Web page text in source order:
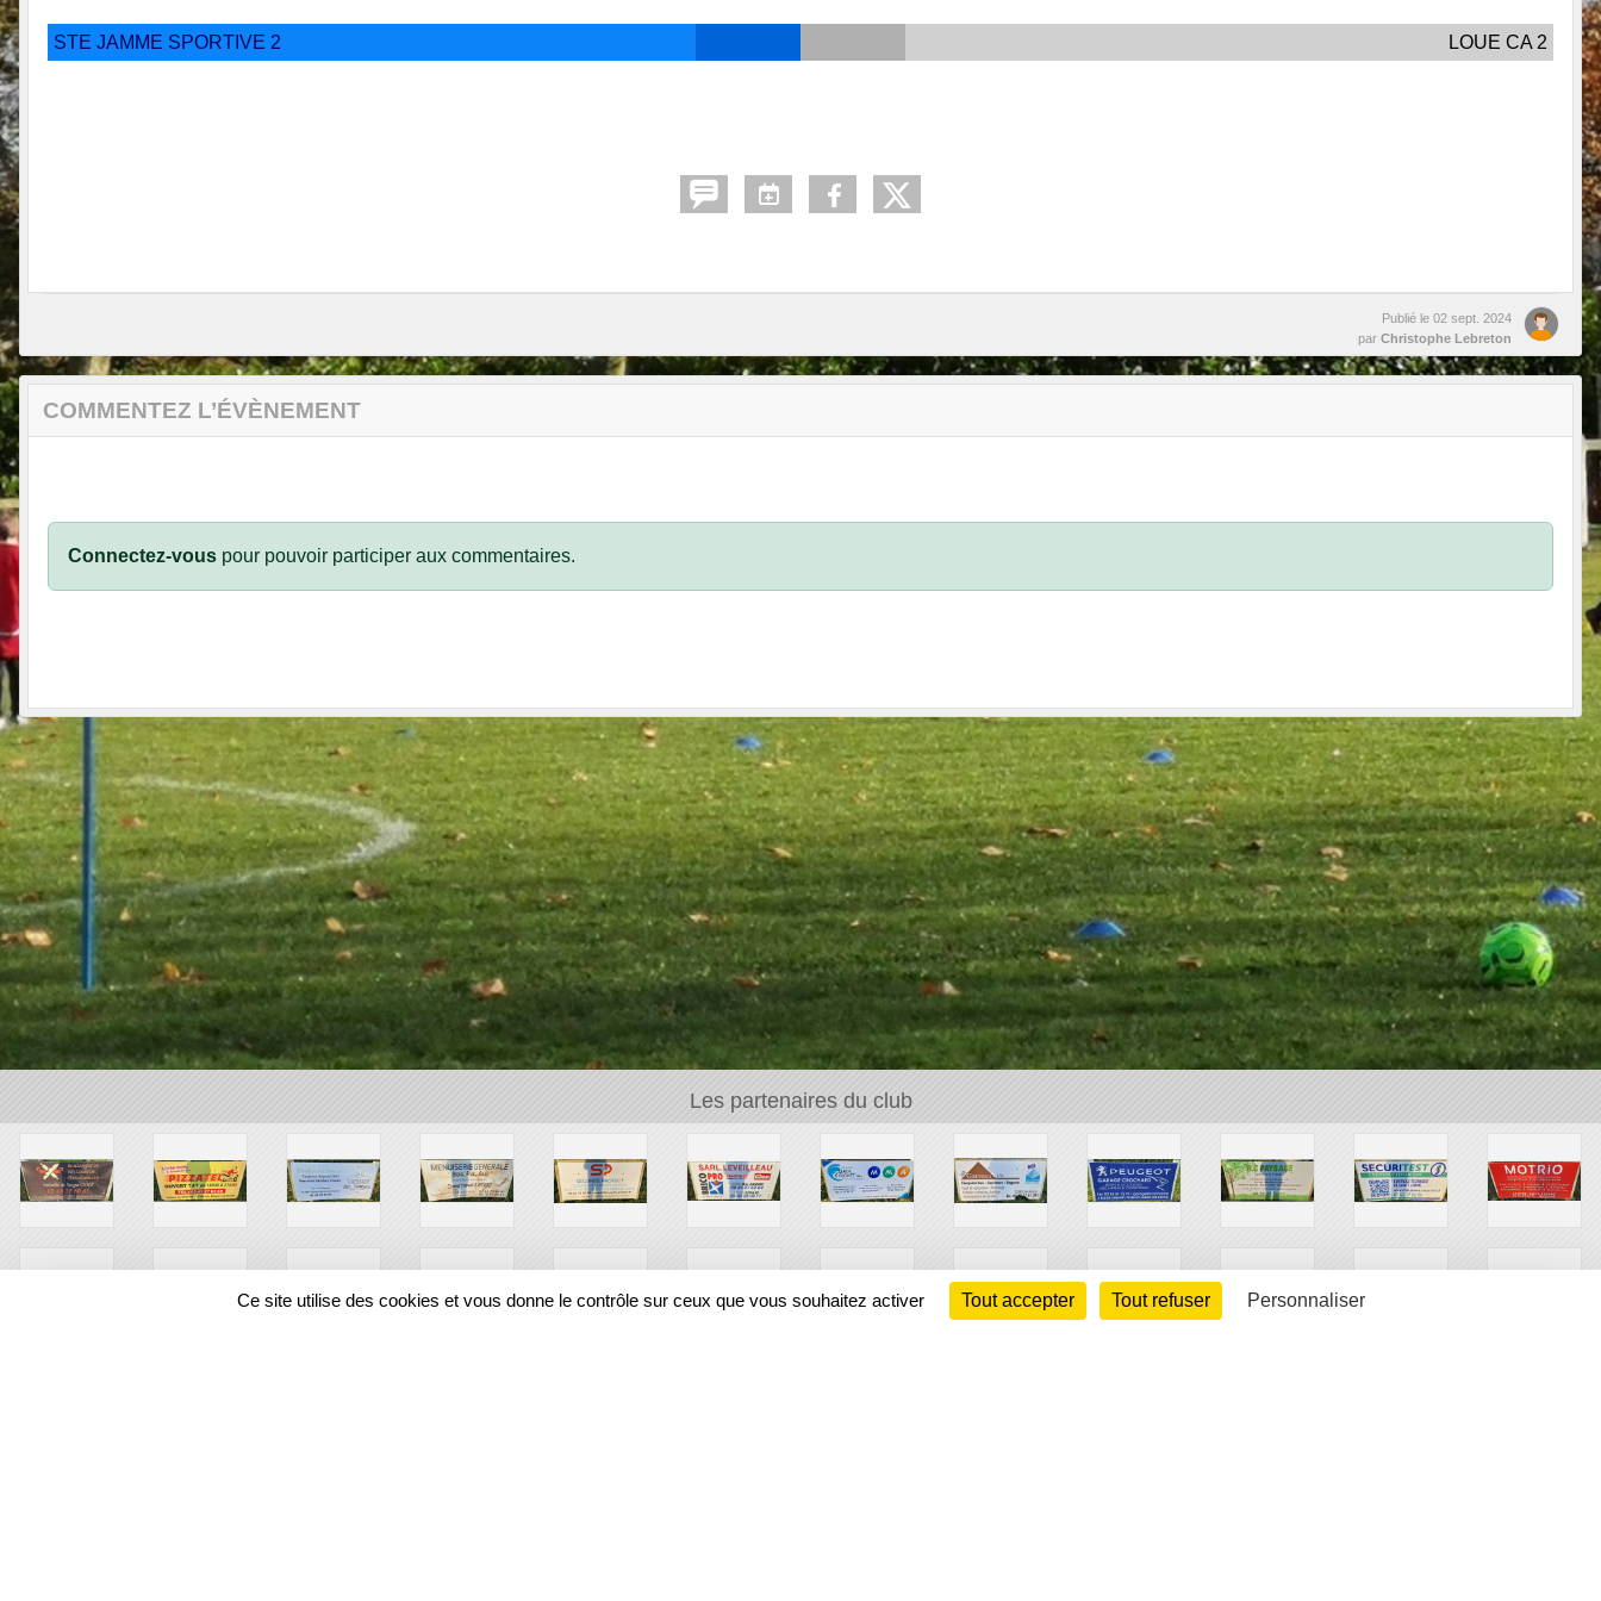
STE JAMME SPORTIVE 2 LOUE CA 2
Publié le 02 sept. 2024
par Christophe Lebreton
COMMENTEZ L’ÉVÈNEMENT
Connectez-vous pour pouvoir participer aux commentaires.
Les partenaires du club
Ce site utilise des cookies et vous donne le contrôle sur ceux que vous souhaitez activer Tout accepter Tout refuser Personnaliser